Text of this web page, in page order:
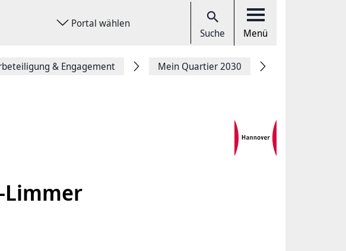
Portal wählen
Suche Menü
& Engagement Mein Quartier 2030
Limmer